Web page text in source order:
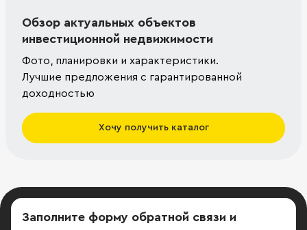
Обзор актуальных объектов
инвестиционной недвижимости
Фото, планировки и характеристики.
Лучшие предложения с гарантированной
доходностью
Хочу получить каталог
Заполните форму обратной связи и